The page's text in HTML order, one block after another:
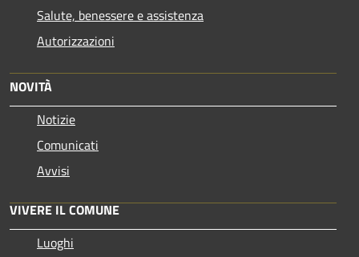
Salute, benessere e assistenza
Autorizzazioni
NOVITÀ
Notizie
Comunicati
Avvisi
VIVERE IL COMUNE
Luoghi